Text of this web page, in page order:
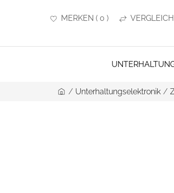
MERKEN ( 0 )
/ Unterhaltungselektronik /